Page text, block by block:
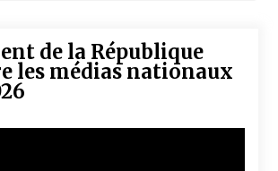
de la République
les médias nationaux